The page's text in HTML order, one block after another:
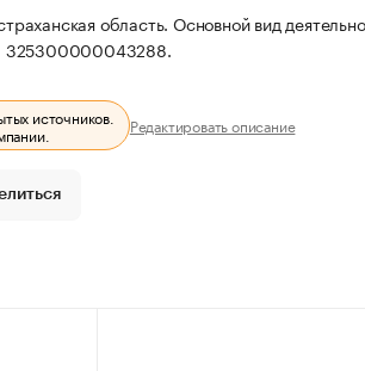
область. Основной вид
325300000043288.
источников. Редактировать описание